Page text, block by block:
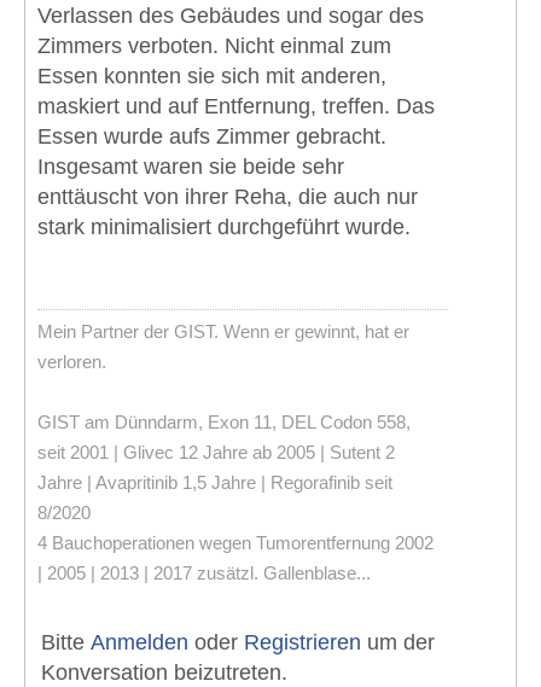
Verlassen des Gebäudes und sogar des
Zimmers verboten. Nicht einmal zum
Essen konnten sie sich mit anderen,
maskiert und auf Entfernung, treffen. Das
Essen wurde aufs Zimmer gebracht.
Insgesamt waren sie beide sehr
enttäuscht von ihrer Reha, die auch nur
stark minimalisiert durchgeführt wurde.
Mein Partner der GIST. Wenn er gewinnt, hat er
verloren.
GIST am Dünndarm, Exon 11, DEL Codon 558,
seit 2001 | Glivec 12 Jahre ab 2005 | Sutent 2
Jahre | Avapritinib 1,5 Jahre | Regorafinib seit
8/2020
4 Bauchoperationen wegen Tumorentfernung 2002
| 2005 | 2013 | 2017 zusätzl. Gallenblase...
Bitte Anmelden oder Registrieren um der
Konversation beizutreten.